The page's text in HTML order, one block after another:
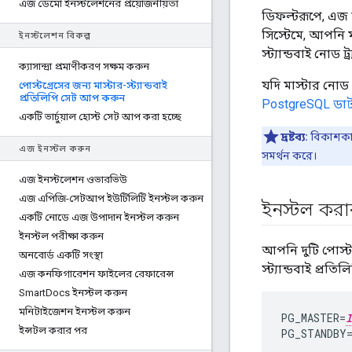
এজ ডেমো ইনস্টলেশনের প্রয়োজনীয়তা
ইনস্টলেশন বিকল্প
ক্যাসান্দ্রা প্রমাণীকরণ সক্ষম করুন
পোস্টগ্রেসের জন্য মাস্টার-স্ট্যান্ডবাই
প্রতিলিপি সেট আপ করুন
একটি ভার্চুয়াল হোস্ট সেট আপ করা হচ্ছে
এজ ইনস্টল করুন
এজ ইনস্টলেশন ওভারভিউ
এজ এপিজি-সেটআপ ইউটিলিটি ইনস্টল করুন
একটি নোডে এজ উপাদান ইনস্টল করুন
ইনস্টল পরীক্ষা করুন
অনবোর্ড একটি সংস্থা
এজ কনফিগারেশন ফাইলের রেফারেন্স
SmartDocs ইনস্টল করুন
মনিটাইজেশন ইনস্টল করুন
ইন্সটল করার পর
ডিফল্টরূপে, এজ
সিস্টেমে, আপনি
স্ট্যান্ডবাই নোড
যদি মাস্টার
PostgreSQL
দ্রষ্টব্য:
সমর্থন করে।
ইনস্টল
আপনি দুটি
স্ট্যান্ডবাই
PG_MASTER=
PG_STANDBY=